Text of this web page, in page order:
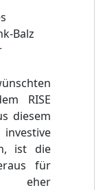
Balz
RISE
diesem
ist die
für
eher